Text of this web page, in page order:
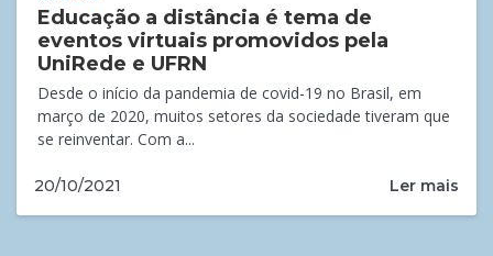
Educação a distância é tema de
eventos virtuais promovidos pela
UniRede e UFRN
Desde o início da pandemia de covid-19 no Brasil, em
março de 2020, muitos setores da sociedade tiveram que
se reinventar. Com a...
20/10/2021 Ler mais